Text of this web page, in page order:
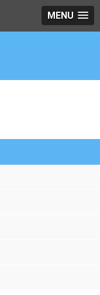
MENU